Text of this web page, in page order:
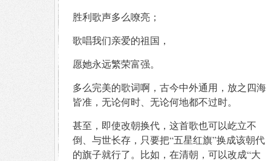
胜利歌声多么嘹亮；
歌唱我们亲爱的祖国，
愿她永远繁荣富强。
多么完美的歌词啊，古今中外通用，放之四海
皆准，无论何时、无论何地都不过时。
甚至，即使改朝换代，这首歌也可以屹立不
倒、与世长存，只要把“五星红旗”换成该朝代
的旗子就行了。比如，在清朝，可以改成“大